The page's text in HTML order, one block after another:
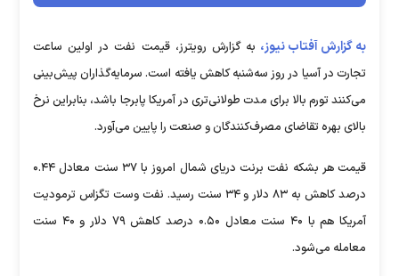
به گزارش آفتاب نیوز، به گزارش رویترز، قیمت نفت در اولین ساعت
تجارت در آسیا در روز سه‌شنبه کاهش یافته است. سرمایه‌گذاران پیش‌بینی
می‌کنند تورم بالا برای مدت طولانی‌تری در آمریکا پابرجا باشد، بنابراین نرخ
بالای بهره تقاضای مصرف‌کنندگان و صنعت را پایین می‌آورد.
قیمت هر بشکه نفت برنت دریای شمال امروز با ۳۷ سنت معادل ۰.۴۴
درصد کاهش به ۸۳ دلار و ۳۴ سنت رسید. نفت وست تگزاس ترمودیت
آمریکا هم با ۴۰ سنت معادل ۰.۵۰ درصد کاهش ۷۹ دلار و ۴۰ سنت
معامله می‌شود.